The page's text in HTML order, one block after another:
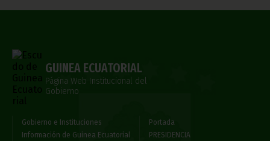
GUINEA ECUATORIAL
Página Web Institucional del
Gobierno
Gobierno e Instituciones
Información de Guinea Ecuatorial
Portada
PRESIDENCIA